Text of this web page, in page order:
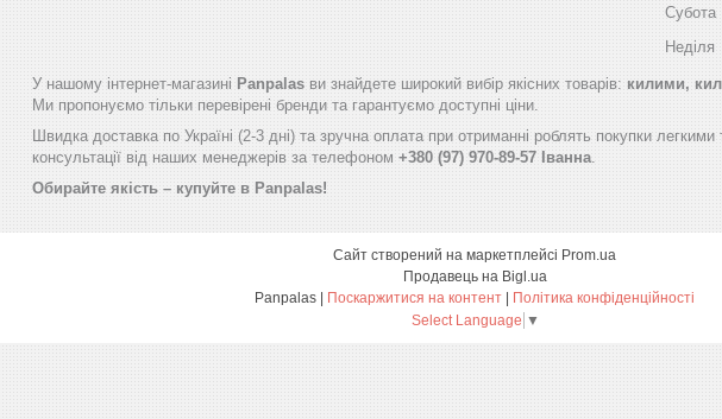
Субота
Неділя
У нашому інтернет-магазині Panpalas ви знайдете широкий вибір якісних товарів: килими,
Ми пропонуємо тільки перевірені бренди та гарантуємо доступні ціни.
Швидка доставка по Україні (2-3 дні) та зручна оплата при отриманні роблять покупки
консультації від наших менеджерів за телефоном +380 (97) 970-89-57 Іванна.
Обирайте якість – купуйте в Panpalas!
Сайт створений на маркетплейсі Prom.ua
Продавець на Bigl.ua
Поскаржитися на контент
Політика конфіденційності
Select Language ▼